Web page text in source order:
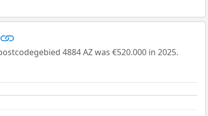
4884 AZ was €520.000 in 2025.